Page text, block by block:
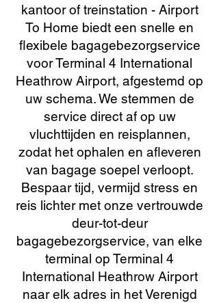
kantoor of treinstation - Airport
To Home biedt een snelle en
flexibele bagagebezorgservice
voor Terminal 4 International
Heathrow Airport, afgestemd op
uw schema. We stemmen de
service direct af op uw
vluchttijden en reisplannen,
zodat het ophalen en afleveren
van bagage soepel verloopt.
Bespaar tijd, vermijd stress en
reis lichter met onze vertrouwde
deur-tot-deur
bagagebezorgservice, van elke
terminal op Terminal 4
International Heathrow Airport
naar elk adres in het Verenigd